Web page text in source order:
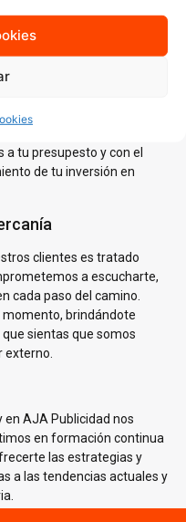
también resuenen con ella.
en un
tu presupesto y con el
de tu inversión en
clientes es tratado
a escucharte,
cada paso del camino.
momento, brindándote
sientas que somos
en AJA Publicidad nos
en formación continua
las estrategias y
a las tendencias actuales y